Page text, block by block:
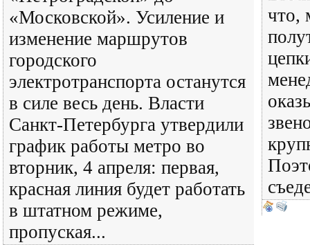
«Московской». Усиление и
изменение маршрутов
городского
электротранспорта останутся
в силе весь день. Власти
Санкт-Петербурга утвердили
график работы метро во
вторник, 4 апреля: первая,
красная линия будет работать
в штатном режиме,
пропуская...
что,